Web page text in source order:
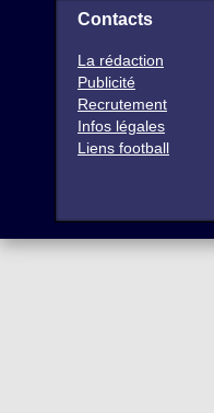
Contacts
La rédaction
Publicité
Recrutement
Infos légales
Liens football